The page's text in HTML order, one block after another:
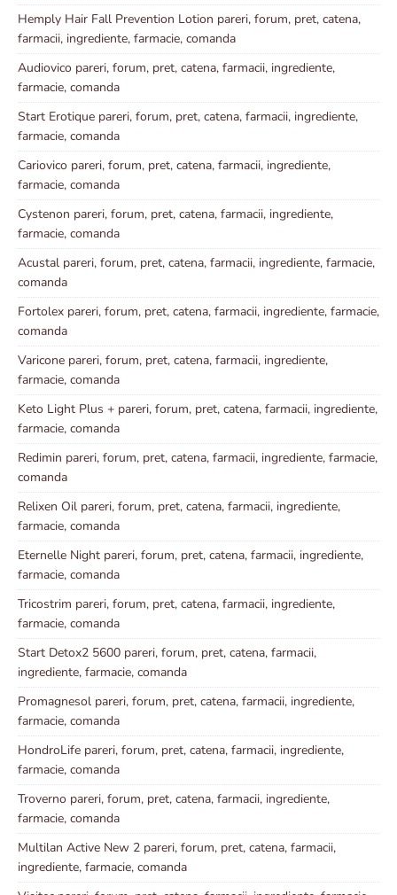
Hemply Hair Fall Prevention Lotion pareri, forum, pret, catena,
farmacii, ingrediente, farmacie, comanda
Audiovico pareri, forum, pret, catena, farmacii, ingrediente,
farmacie, comanda
Start Erotique pareri, forum, pret, catena, farmacii, ingrediente,
farmacie, comanda
Cariovico pareri, forum, pret, catena, farmacii, ingrediente,
farmacie, comanda
Cystenon pareri, forum, pret, catena, farmacii, ingrediente,
farmacie, comanda
Acustal pareri, forum, pret, catena, farmacii, ingrediente, farmacie,
comanda
Fortolex pareri, forum, pret, catena, farmacii, ingrediente, farmacie,
comanda
Varicone pareri, forum, pret, catena, farmacii, ingrediente,
farmacie, comanda
Keto Light Plus + pareri, forum, pret, catena, farmacii, ingrediente,
farmacie, comanda
Redimin pareri, forum, pret, catena, farmacii, ingrediente, farmacie,
comanda
Relixen Oil pareri, forum, pret, catena, farmacii, ingrediente,
farmacie, comanda
Eternelle Night pareri, forum, pret, catena, farmacii, ingrediente,
farmacie, comanda
Tricostrim pareri, forum, pret, catena, farmacii, ingrediente,
farmacie, comanda
Start Detox2 5600 pareri, forum, pret, catena, farmacii,
ingrediente, farmacie, comanda
Promagnesol pareri, forum, pret, catena, farmacii, ingrediente,
farmacie, comanda
HondroLife pareri, forum, pret, catena, farmacii, ingrediente,
farmacie, comanda
Troverno pareri, forum, pret, catena, farmacii, ingrediente,
farmacie, comanda
Multilan Active New 2 pareri, forum, pret, catena, farmacii,
ingrediente, farmacie, comanda